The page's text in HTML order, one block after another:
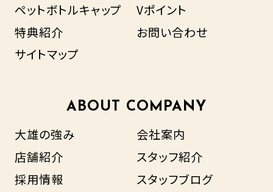
ペットボトルキャップ
Vポイント
特典紹介
お問い合わせ
サイトマップ
ABOUT COMPANY
大雄の強み
会社案内
店舗紹介
スタッフ紹介
採用情報
スタッフブログ